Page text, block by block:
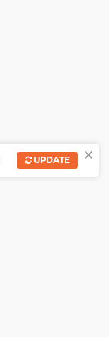
×
UPDATE